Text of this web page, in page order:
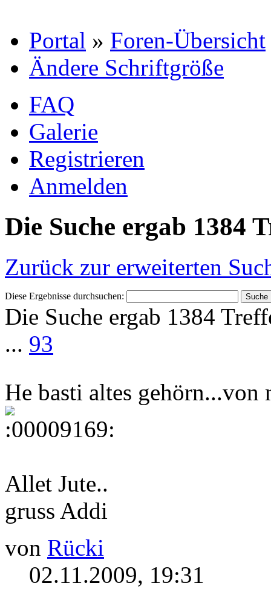
Portal » Foren-Übersicht
Ändere Schriftgröße
FAQ
Galerie
Registrieren
Anmelden
Die Suche ergab 1384
Zurück zur erweiterten
Diese Ergebnisse durchsuchen:
Die Suche ergab 1384
... 93
He basti altes
Allet Jute..
gruss Addi
von Rücki
02.11.2009, 19:31